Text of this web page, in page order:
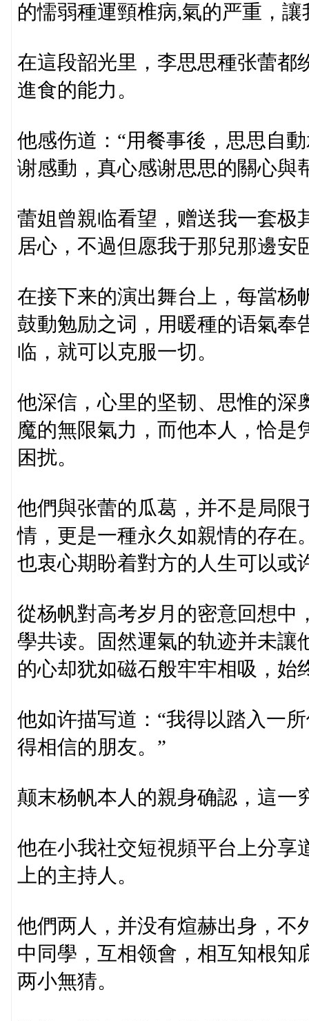
的懦弱種運頸椎病,氣的严重，
在這段韶光里，李思思種张蕾都
進食的能力。
他感伤道：“用餐事後，思思自
谢感動，真心感谢思思的關心與
蕾姐曾親临看望，赠送我一套极
居心，不過但愿我于那兒那邊安
在接下来的演出舞台上，每當杨
鼓動勉励之词，用暖種的语氣奉
临，就可以克服一切。
他深信，心里的坚韧、思惟的深
魔的無限氣力，而他本人，恰是
困扰。
他們與张蕾的瓜葛，并不是局限
情，更是一種永久如親情的存在
也衷心期盼着對方的人生可以或
從杨帆對高考岁月的密意回想中
學共读。固然運氣的轨迹并未讓
的心却犹如磁石般牢牢相吸，始
他如许描写道：“我得以踏入一
得相信的朋友。”
颠末杨帆本人的親身确認，這一
他在小我社交短視頻平台上分享
上的主持人。
他們两人，并没有煊赫出身，不
中同學，互相领會，相互知根知
两小無猜。